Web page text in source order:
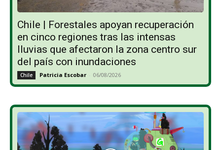
Chile | Forestales apoyan recuperación
en cinco regiones tras las intensas
lluvias que afectaron la zona centro sur
del país con inundaciones
Chile Patricia Escobar - 06/08/2026